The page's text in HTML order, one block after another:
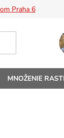
Praha 6
MNOŽENIE